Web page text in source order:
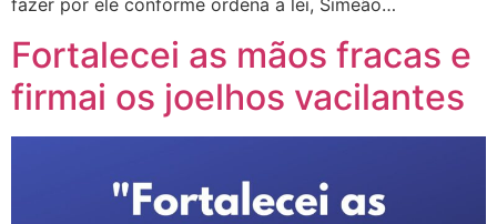
fazer por ele conforme ordena a lei, Simeão…
Fortalecei as mãos fracas e
firmai os joelhos vacilantes